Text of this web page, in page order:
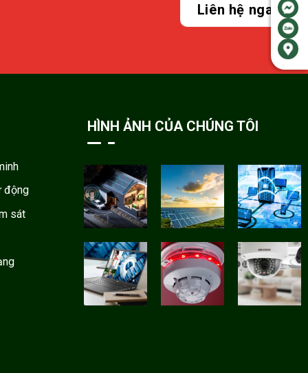
Liên hệ ngay
động
sát
HÌNH ẢNH CỦA CHÚNG TÔI